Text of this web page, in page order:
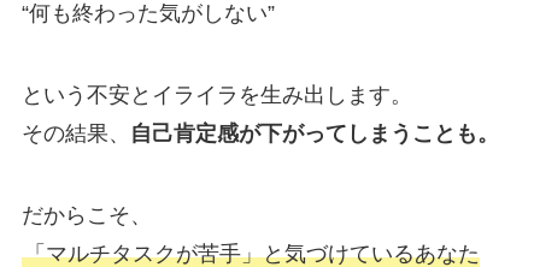
“何も終わった気がしない”
という不安とイライラを生み出します。
その結果、
自己肯定感が下がってしまうことも。
だからこそ、
「マルチタスクが苦手」と気づけているあなた